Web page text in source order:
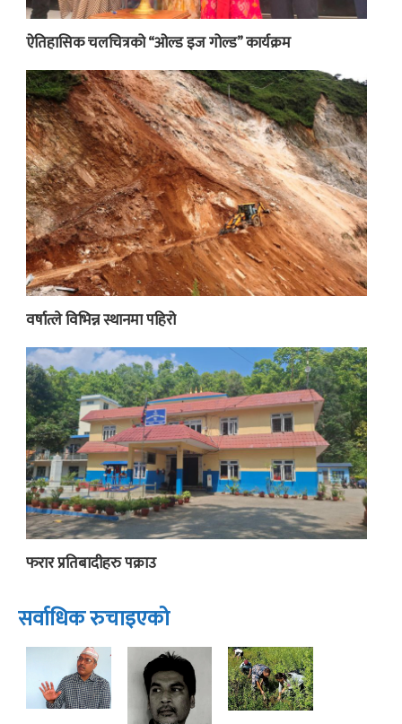
ऐतिहासिक चलचित्रको “ओल्ड इज गोल्ड” कार्यक्रम
वर्षात्ले विभिन्न स्थानमा पहिरो
फरार प्रतिबादीहरु पक्राउ
सर्वाधिक रुचाइएको